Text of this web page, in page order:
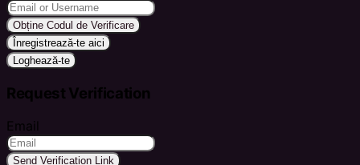
Obține Codul de Verificare
Înregistrează-te aici
Loghează-te
Request Verification
Email
Send Verification Link